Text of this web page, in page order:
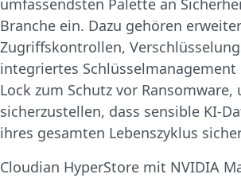
umfassendsten Palette an
Branche ein. Dazu gehören
Zugriffskontrollen,
integriertes Schlüsselmanagement
Lock zum Schutz vor Ransomware,
sicherzustellen, dass sensible KI-
ihres gesamten Lebenszyklus
Cloudian HyperStore mit NVIDIA